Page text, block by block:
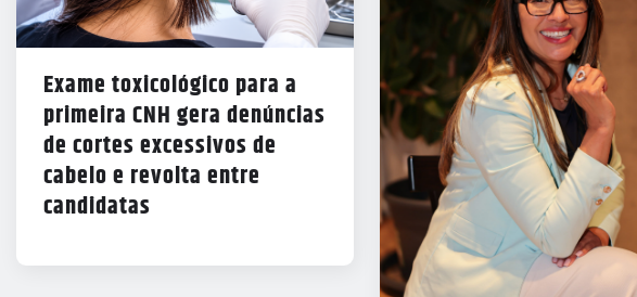
Exame toxicológico para a
primeira CNH gera denúncias
de cortes excessivos de
cabelo e revolta entre
candidatas